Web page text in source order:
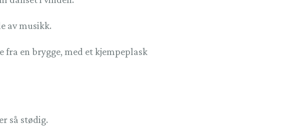
av musikk.
fra en brygge, med et kjempeplask
så stødig.